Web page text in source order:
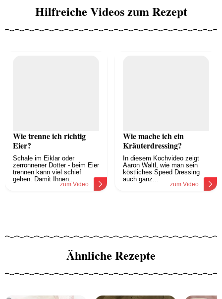
Hilfreiche Videos zum Rezept
Wie trenne ich richtig
Eier?
Schale im Eiklar oder
zerronnener Dotter - beim Eier
trennen kann viel schief
gehen. Damit Ihnen...
zum Video
Wie mache ich ein
Kräuterdressing?
In diesem Kochvideo zeigt
Aaron Waltl, wie man sein
köstliches Speed Dressing
auch ganz...
zum Video
Ähnliche Rezepte